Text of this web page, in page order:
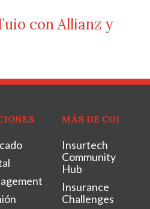
con Allianz y
MÁS DE COI
Insurtech
Community
Hub
Insurance
Challenges